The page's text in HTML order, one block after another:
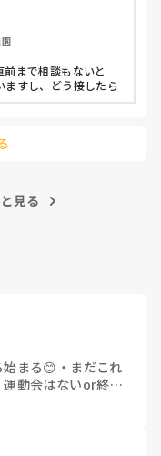
性さえ感じないの
まで相談もないと
ますし、どう接したら
んでいるケースがと
い？」と具体的に声
る」などルール化し
よ。一人で抱え込ま
見る
始まる😊 ・ まだこれ
運動会はないor終わ